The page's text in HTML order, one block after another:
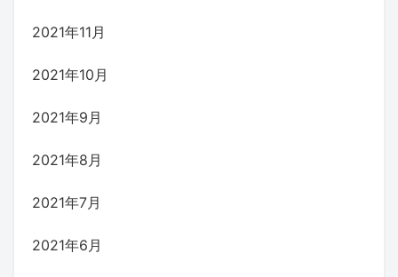
2021年11月
2021年10月
2021年9月
2021年8月
2021年7月
2021年6月